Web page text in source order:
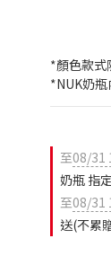
*顏色款式
*NUK奶
至08/31
奶瓶 指
至08/31
送(不累